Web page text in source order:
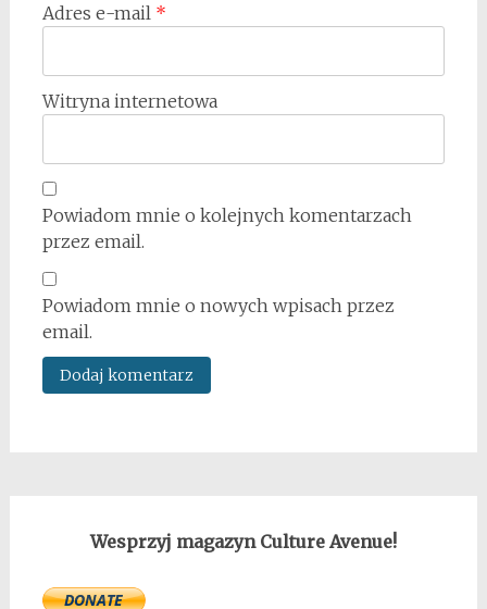
Adres e-mail *
Witryna internetowa
Powiadom mnie o kolejnych komentarzach
przez email.
Powiadom mnie o nowych wpisach przez
email.
Wesprzyj magazyn Culture Avenue!